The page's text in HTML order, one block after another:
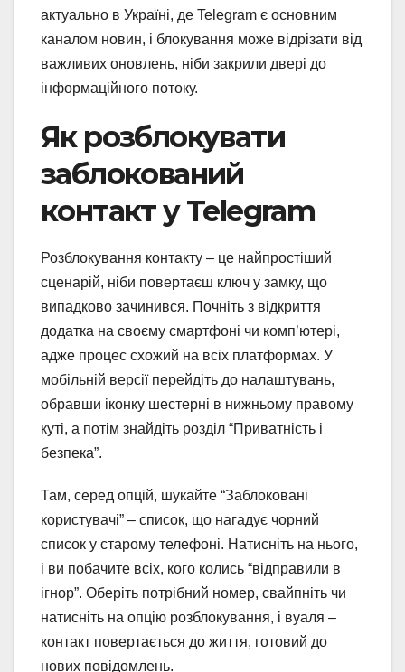
актуально в Україні, де Telegram є основним
каналом новин, і блокування може відрізати від
важливих оновлень, ніби закрили двері до
інформаційного потоку.
Як розблокувати
заблокований
контакт у Telegram
Розблокування контакту – це найпростіший
сценарій, ніби повертаєш ключ у замку, що
випадково зачинився. Почніть з відкриття
додатка на своєму смартфоні чи комп’ютері,
адже процес схожий на всіх платформах. У
мобільній версії перейдіть до налаштувань,
обравши іконку шестерні в нижньому правому
куті, а потім знайдіть розділ “Приватність і
безпека”.
Там, серед опцій, шукайте “Заблоковані
користувачі” – список, що нагадує чорний
список у старому телефоні. Натисніть на нього,
і ви побачите всіх, кого колись “відправили в
ігнор”. Оберіть потрібний номер, свайпніть чи
натисніть на опцію розблокування, і вуаля –
контакт повертається до життя, готовий до
нових повідомлень.